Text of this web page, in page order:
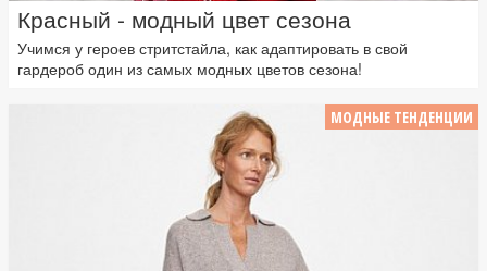
Красный - модный цвет сезона
Учимся у героев стритстайла, как адаптировать в свой
гардероб один из самых модных цветов сезона!
МОДНЫЕ ТЕНДЕНЦИИ